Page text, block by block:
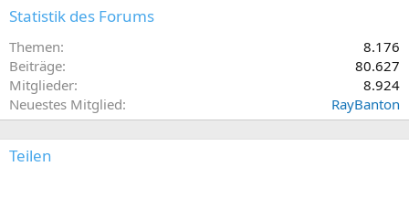
Statistik des Forums
Themen
8.176
Beiträge
80.627
Mitglieder
8.924
Neuestes Mitglied
RayBanton
Teilen